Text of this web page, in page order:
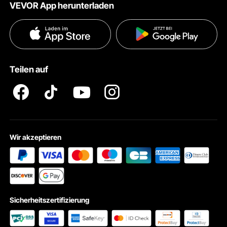
Zahlungsmethoden
Influencer Programm
Nutzungsbedingungen
Datenschutzerklärung
VEVOR App herunterladen
Teilen auf
Wir akzeptieren
Sicherheitszertifizierung